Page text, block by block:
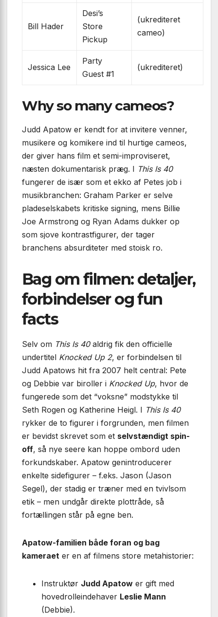
Bill Hader
Desi’s
Store
Pickup
(ukrediteret
cameo)
Jessica Lee
Party
Guest #1
(ukrediteret)
Why so many cameos?
Judd Apatow er kendt for at invitere venner,
musikere og komikere ind til hurtige cameos,
der giver hans film et semi-improviseret,
næsten dokumentarisk præg. I This Is 40
fungerer de især som et ekko af Petes job i
musik­branchen: Graham Parker er selve
pladeselskabets kritiske sign­ing, mens Billie
Joe Armstrong og Ryan Adams dukker op
som sjove kontrast­figurer, der tager
branchens absurditeter med stoisk ro.
Bag om filmen: detaljer,
forbindelser og fun
facts
Selv om This Is 40aldrig fik den officielle
undertitel Knocked Up 2, er forbindelsen til
Judd Apatows hit fra 2007 helt central: Pete
og Debbie var biroller i Knocked Up, hvor de
fungerede som det “voksne” modstykke til
Seth Rogen og Katherine Heigl. I This Is 40
rykker de to figurer i forgrunden, men filmen
er bevidst skrevet som et selvstændigt spin-
off, så nye seere kan hoppe ombord uden
forkundskaber. Apatow genintroducerer
enkelte sidefigurer – f.eks. Jason (Jason
Segel), der stadig er træner med en tvivlsom
etik – men undgår direkte plottråde, så
fortællingen står på egne ben.
Apatow-familien både foran og bag
kameraet er en af filmens store metahistorier:
Instruktør Judd Apatow er gift med
hovedrolleindehaver Leslie Mann
(Debbie).